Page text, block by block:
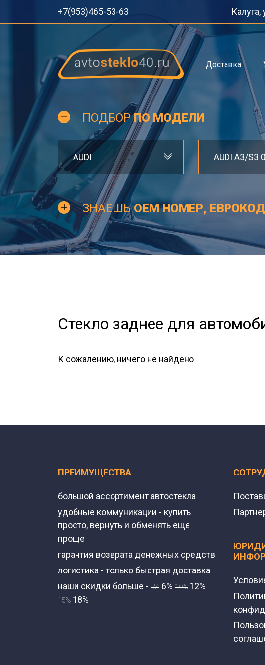
+7(953)465-53-63 Калуга,
Доставка
ПОДБОРПО МОДЕЛИ
AUDI AUDI A3/S3
ЗНАЕШЬOEM НОМЕР,
Стекло заднее для
К сожалению, ничего не найдено
ПРЕИМУЩЕСТВА
большой ассортимент автостекла
удобные коммуникации - купить
просто, вернуть и обменять еще
проще
гарантия возврата денежных средств
логистика - только быстрая доставка
наши скидки больше - 5% 6% 10% 12%
15% 18%